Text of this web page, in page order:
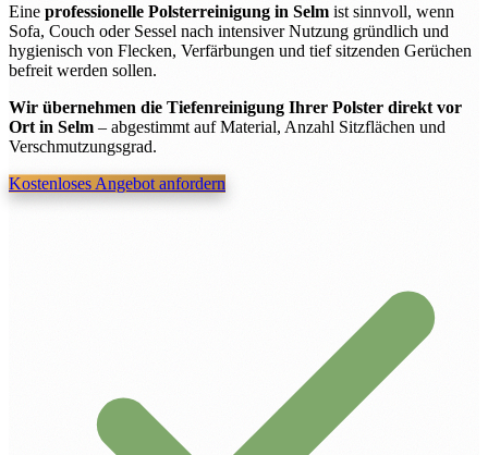
Eine professionelle Polsterreinigung in Selm ist sinnvoll, wenn
Sofa, Couch oder Sessel nach intensiver Nutzung gründlich und
hygienisch von Flecken, Verfärbungen und tief sitzenden Gerüchen
befreit werden sollen.
Wir übernehmen die Tiefenreinigung Ihrer Polster direkt vor
Ort in Selm– abgestimmt auf Material, Anzahl Sitzflächen und
Verschmutzungsgrad.
Kostenloses Angebot anfordern